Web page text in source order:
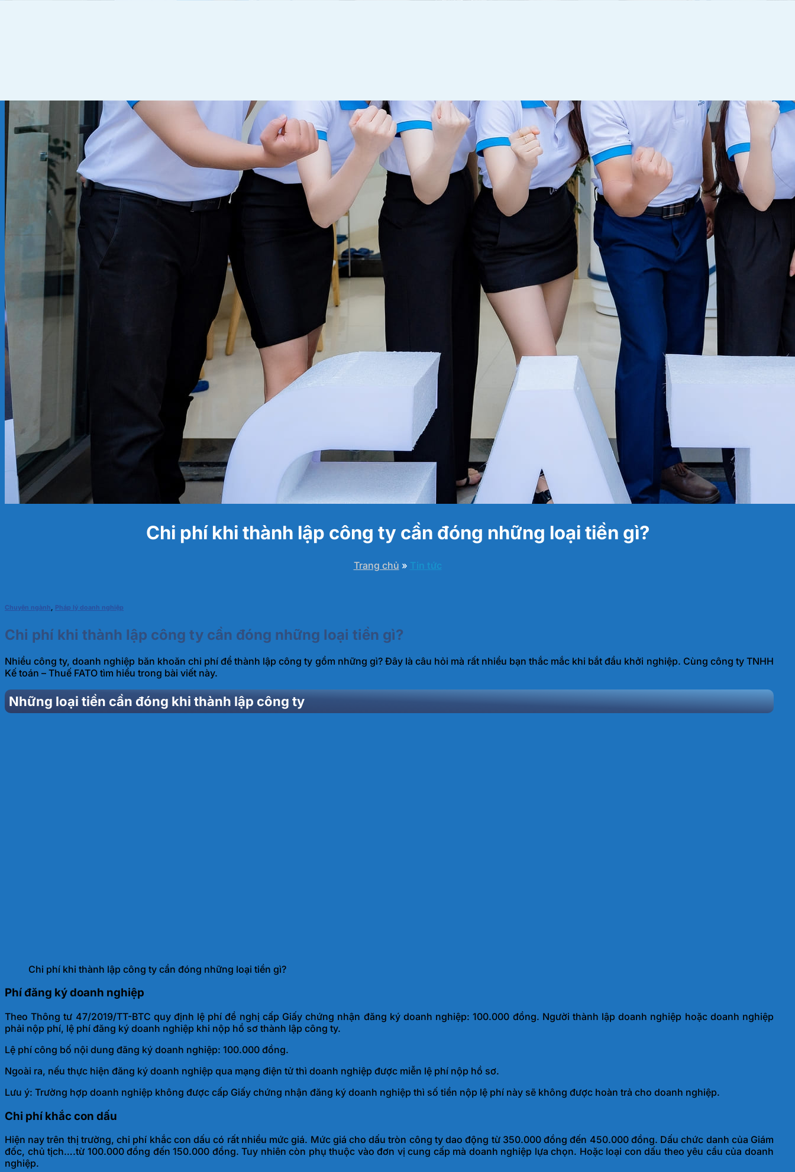
Chi phí khi thành lập công ty cần đóng những loại tiền gì?
Trang chủ » Tin tức
Chuyên ngành, Pháp lý doanh nghiệp
Chi phí khi thành lập công ty cần đóng những loại tiền gì?
Nhiều công ty, doanh nghiệp băn khoăn chi phí để thành lập công ty gồm những gì? Đây là câu hỏi mà rất nhiều bạn thắc mắc khi bắt đầu khởi nghiệp. Cùng công ty TNHH
Kế toán – Thuế FATO tìm hiểu trong bài viết này.
Những loại tiền cần đóng khi thành lập công ty
Chi phí khi thành lập công ty cần đóng những loại tiền gì?
Phí đăng ký doanh nghiệp
Theo Thông tư 47/2019/TT-BTC quy định lệ phí đề nghị cấp Giấy chứng nhận đăng ký doanh nghiệp: 100.000 đồng. Người thành lập doanh nghiệp hoặc doanh nghiệp
phải nộp phí, lệ phí đăng ký doanh nghiệp khi nộp hồ sơ thành lập công ty.
Lệ phí công bố nội dung đăng ký doanh nghiệp: 100.000 đồng.
Ngoài ra, nếu thực hiện đăng ký doanh nghiệp qua mạng điện tử thì doanh nghiệp được miễn lệ phí nộp hồ sơ.
Lưu ý: Trường hợp doanh nghiệp không được cấp Giấy chứng nhận đăng ký doanh nghiệp thì số tiền nộp lệ phí này sẽ không được hoàn trả cho doanh nghiệp.
Chi phí khắc con dấu
Hiện nay trên thị trường, chi phí khắc con dấu có rất nhiều mức giá. Mức giá cho dấu tròn công ty dao động từ 350.000 đồng đến 450.000 đồng. Dấu chức danh của Giám
đốc, chủ tịch….từ 100.000 đồng đến 150.000 đồng. Tuy nhiên còn phụ thuộc vào đơn vị cung cấp mà doanh nghiệp lựa chọn. Hoặc loại con dấu theo yêu cầu của doanh
nghiệp.